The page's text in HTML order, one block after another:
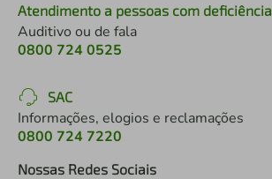
Atendimento a pessoas com deficiência
Auditivo ou de fala
0800 724 0525
SAC
Informações, elogios e reclamações
0800 724 7220
Nossas Redes Sociais